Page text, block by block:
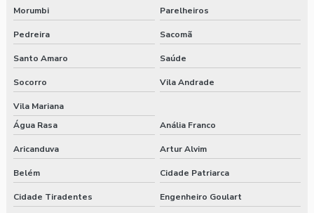
Morumbi Parelheiros
Pedreira Sacomã
Santo Amaro Saúde
Socorro Vila Andrade
Vila Mariana
Água Rasa
Anália Franco
Aricanduva Artur Alvim
Belém Cidade Patriarca
Cidade Tiradentes Engenheiro Goulart